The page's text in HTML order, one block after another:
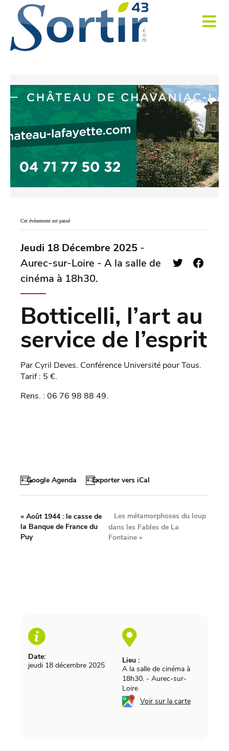
Cet évènement est passé
Jeudi 18 Décembre 2025 -
Aurec-sur-Loire - A la salle de
cinéma à 18h30.
Botticelli, l’art au
service de l’esprit
Par Cyril Deves. Conférence Université pour Tous.
Tarif : 5 €.
Rens. : 06 76 98 88 49.
+ Google Agenda + Exporter vers iCal
Date:
jeudi 18 décembre 2025
Lieu :
A la salle de cinéma à
18h30. - Aurec-sur-
Loire
Voir sur la carte
« Août 1944 : le casse de
la Banque de France du
Puy
Les métamorphoses du loup
dans les Fables de La
Fontaine »